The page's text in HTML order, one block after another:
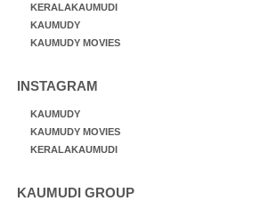
KERALAKAUMUDI
KAUMUDY
KAUMUDY MOVIES
INSTAGRAM
KAUMUDY
KAUMUDY MOVIES
KERALAKAUMUDI
KAUMUDI GROUP